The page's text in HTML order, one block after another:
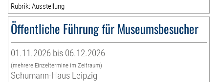
Rubrik: Ausstellung
Öffentliche Führung für Museumsbesucher
01.11.2026 bis 06.12.2026
(mehrere Einzeltermine im Zeitraum)
Schumann-Haus Leipzig